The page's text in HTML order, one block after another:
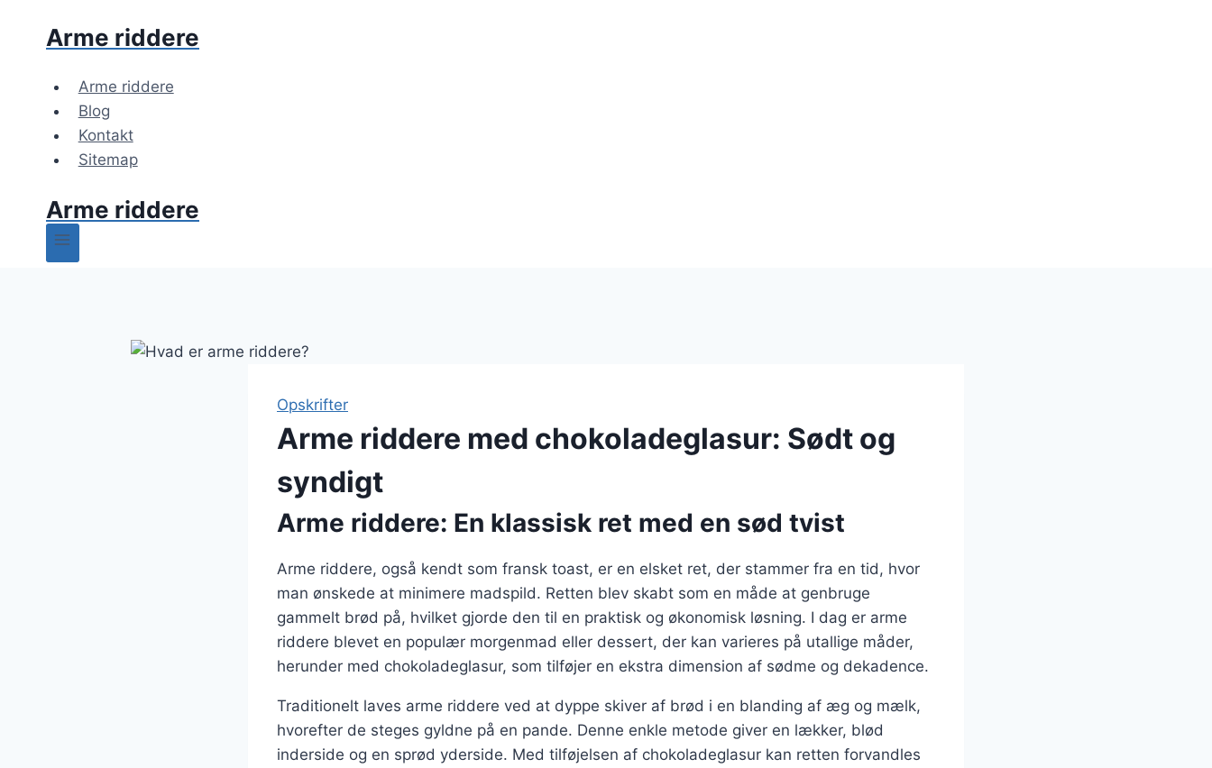
Arme riddere
Arme riddere
Blog
Kontakt
Sitemap
Arme riddere
Opskrifter
Arme riddere med chokoladeglasur: Sødt og
syndigt
Arme riddere: En klassisk ret med en sød tvist
Arme riddere, også kendt som fransk toast, er en elsket ret, der stammer fra en tid, hvor
man ønskede at minimere madspild. Retten blev skabt som en måde at genbruge
gammelt brød på, hvilket gjorde den til en praktisk og økonomisk løsning. I dag er arme
riddere blevet en populær morgenmad eller dessert, der kan varieres på utallige måder,
herunder med chokoladeglasur, som tilføjer en ekstra dimension af sødme og dekadence.
Traditionelt laves arme riddere ved at dyppe skiver af brød i en blanding af æg og mælk,
hvorefter de steges gyldne på en pande. Denne enkle metode giver en lækker, blød
inderside og en sprød yderside. Med tilføjelsen af chokoladeglasur kan retten forvandles